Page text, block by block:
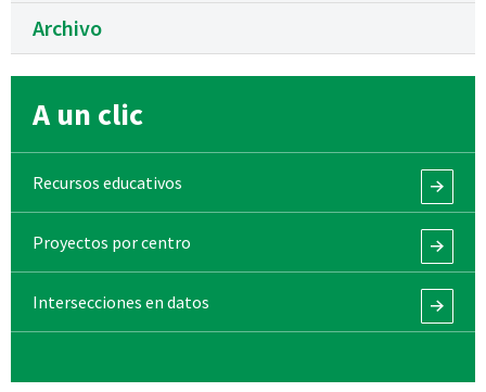
Archivo
A un clic
Recursos educativos
Proyectos por centro
Intersecciones en datos